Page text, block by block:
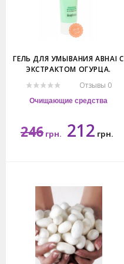
ГЕЛЬ ДЛЯ УМЫВАНИЯ ABHAI С
ЭКСТРАКТОМ ОГУРЦА.
Отзывы 0
Очищающие средства
246 грн. 212 грн.